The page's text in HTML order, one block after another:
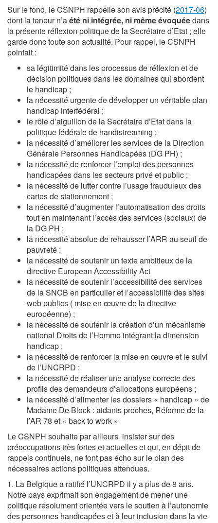
Sur le fond, le CSNPH rappelle son avis précité (2017-06)
dont la teneur n’aété ni intégrée, ni même évoquéedans
la présente réflexion politique de la Secrétaire d’Etat ; elle
garde donc toute son actualité. Pour rappel, le CSNPH
pointait :
sa légitimité dans les processus de réflexion et de
décision politiques dans les domaines qui abordent
le handicap ;
la nécessité urgente de développer un véritable plan
handicap interfédéral ;
le rôle d’aiguillon de la Secrétaire d’Etat dans la
politique fédérale de handistreaming ;
la nécessité d’améliorer les services de la Direction
Générale Personnes Handicapées (DG PH) ;
la nécessité de renforcer l’emploi des personnes
handicapées dans les secteurs privé et public ;
la nécessité de lutter contre l’usage frauduleux des
cartes de stationnement ;
la nécessité d’augmenter l’automatisation des droits
tout en maintenant l’accès des services (sociaux) de
la DG PH ;
la nécessité absolue de rehausser l’ARR au seuil de
pauvreté ;
la nécessité de soutenir un texte ambitieux de la
directive European Accessibility Act
la nécessité de soutenir l’accessibilité des services
de la SNCB en particulier et l’accessibilité des sites
web publics ( mise en œuvre de la directive
européenne) ;
la nécessité de soutenir la création d’un mécanisme
national Droits de l’Homme intégrant la dimension
handicap ;
la nécessité de renforcer la mise en œuvre et le suivi
de l’UNCRPD ;
la nécessité de réaliser une analyse correcte des
profils des demandeurs d’allocations européens ;
la nécessité d’alimenter les dossiers « handicap » de
Madame De Block : aidants proches, Réforme de la
l’AR 78 et « back to work »
Le CSNPH souhaite par ailleurs insister sur des
préoccupations très fortes et actuelles et qui, en dépit de
rappels continuels, ne font pas écho sur le plan des
nécessaires actions politiques attendues.
1. La Belgique a ratifié l’UNCRPD il y a plus de 8 ans.
Notre pays exprimait son engagement de mener une
politique résolument orientée vers le soutien à l’autonomie
des personnes handicapées et à leur inclusion dans la vie